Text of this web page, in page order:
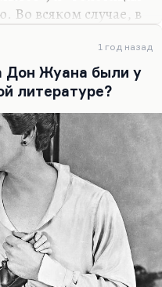
Во всяком случае, в
его созданием.
Киры
любая его
мне все же
Наверное, «Великая
я говорю, очень
современных
Это
который бы я
1 год назад
Дон Жуана были у
литературе?